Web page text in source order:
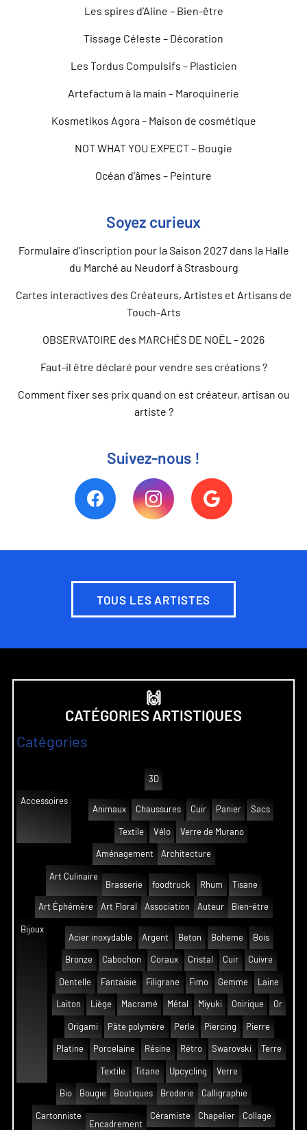
Les spires d’Aline – Bien-être
Tissage Céleste – Décoration
Les Tordus Compulsifs – Plasticien
Artefactum à la main – Maroquinerie
Kosmetikos Agora – Maison de cosmétique
NOT WHAT YOU EXPECT – Bougie
Océan d’âmes – Peinture
Soyez curieux
Formulaire d’inscription pour la Saison 2027 dans la Halle
du Marché au Neudorf à Strasbourg
Cartes interactives des Créateurs, Artistes et Artisans de
Touch-Arts
OBSERVATOIRE des MARCHÉS DE NOËL – 2026
Faut-il être déclaré pour vendre ses créations ?
Comment fixer ses prix quand on est créateur, artisan ou
artiste ?
Suivez-nous !
TOUS LES ARTISTES
🙌
CATÉGORIES ARTISTIQUES
Catégories
3D
Accessoires
Animaux
Chaussures Cuir Panier Sacs
Textile Vélo Verre de Murano
Aménagement Architecture
Art Culinaire
Brasserie
foodtruck Rhum Tisane
Art Éphémère Art Floral Association Auteur Bien-être
Bijoux
Acier inoxydable
Argent Beton Boheme Bois
Bronze Cabochon Coraux Cristal Cuir Cuivre
Dentelle Fantaisie Filigrane Fimo Gemme Laine
Laiton Liège Macramé Métal Miyuki Onirique Or
Origami Pâte polymère Perle Piercing Pierre
Platine Porcelaine Résine Rétro Swarovski Terre
Textile Titane Upcycling Verre
Bio Bougie Boutiques Broderie Calligraphie
Cartonniste
Encadrement
Céramiste Chapelier Collage